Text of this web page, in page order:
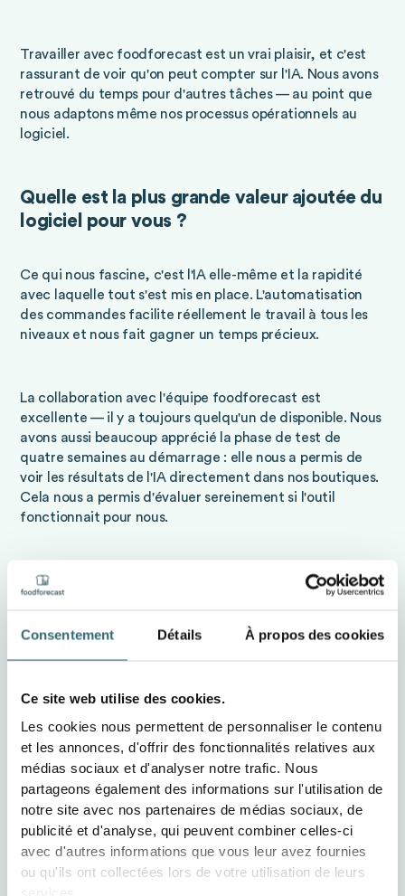
Consentement Détails À propos des cookies
Ce site web utilise des cookies.
Les cookies nous permettent de personnaliser le contenu
et les annonces, d'offrir des fonctionnalités relatives aux
médias sociaux et d'analyser notre trafic. Nous
partageons également des informations sur l'utilisation de
notre site avec nos partenaires de médias sociaux, de
publicité et d'analyse, qui peuvent combiner celles-ci
avec d'autres informations que vous leur avez fournies
ou qu'ils ont collectées lors de votre utilisation de leurs
Travailler avec foodforecast est un vrai plaisir, et c'est
rassurant de voir qu'on peut compter sur l'IA. Nous avons
retrouvé du temps pour d'autres tâches — au point que
nous adaptons même nos processus opérationnels au
logiciel.
Quelle est la plus grande valeur ajoutée du
logiciel pour vous ?
Ce qui nous fascine, c'est l'IA elle-même et la rapidité
avec laquelle tout s'est mis en place. L'automatisation
des commandes facilite réellement le travail à tous les
niveaux et nous fait gagner un temps précieux.
La collaboration avec l'équipe foodforecast est
excellente — il y a toujours quelqu'un de disponible. Nous
avons aussi beaucoup apprécié la phase de test de
quatre semaines au démarrage : elle nous a permis de
voir les résultats de l'IA directement dans nos boutiques.
Cela nous a permis d'évaluer sereinement si l'outil
fonctionnait pour nous.
Recommanderiez-vous foodforecast à
Oui, sans hésiter — les résultats parlent d'eux-mêmes.
moins de retours, une bien meilleure disponibilité des
d'affaires de 5 %. L'automatisation nous fait gagner du
temps et nous rend plus efficaces.
La flexibilité de foodforecast est aussi excellente : nous
pouvons paramétrer des jours exceptionnels, gérer nos
unités de commande spécifiques. On sent clairement
que le logiciel a été développé spécifiquement pour les